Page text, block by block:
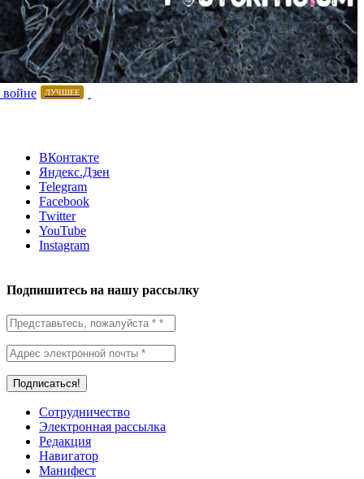
ЛУЧШЕЕ
ВКонтакте
Яндекс.Дзен
Telegram
Facebook
Twitter
YouTube
Instagram
Подпишитесь на нашу рассылку
Сотрудничество
Электронная рассылка
Редакция
Навигатор
Манифест